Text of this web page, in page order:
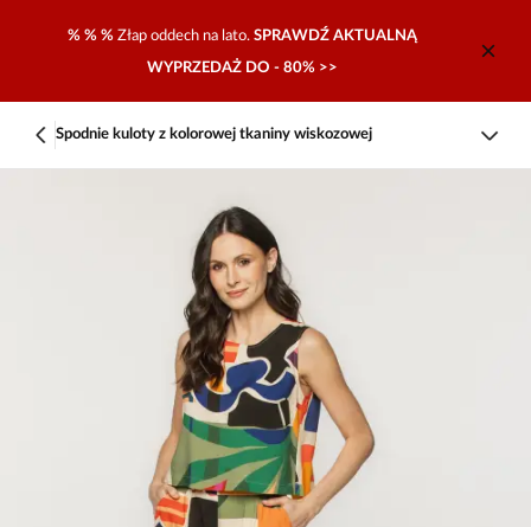
% % % Złap oddech na lato. SPRAWDŹ AKTUALNĄ
WYPRZEDAŻ DO - 80% >>
Spodnie kuloty z kolorowej tkaniny wiskozowej